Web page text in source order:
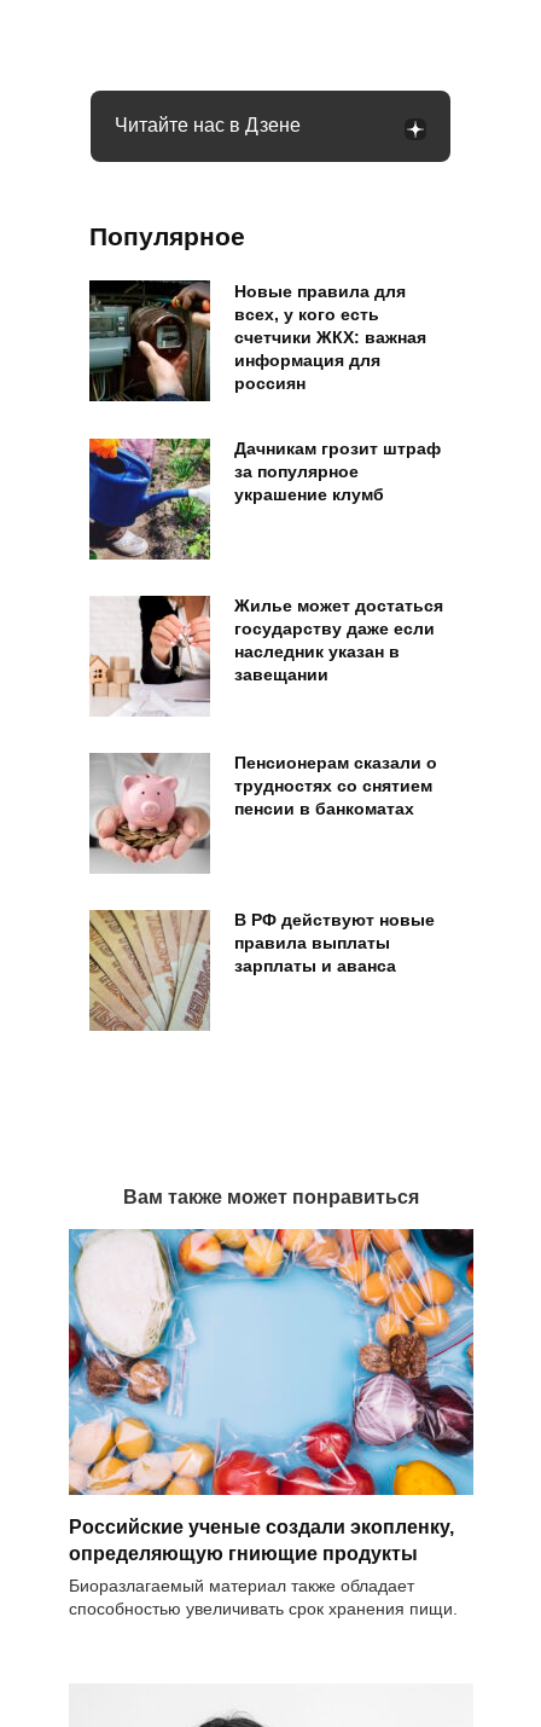
Читайте нас в Дзене
Популярное
Новые правила для
всех, у кого есть
счетчики ЖКХ: важная
информация для
россиян
Дачникам грозит штраф
за популярное
украшение клумб
Жилье может достаться
государству даже если
наследник указан в
завещании
Пенсионерам сказали о
трудностях со снятием
пенсии в банкоматах
В РФ действуют новые
правила выплаты
зарплаты и аванса
Вам также может понравиться
Российские ученые создали экопленку,
определяющую гниющие продукты
Биоразлагаемый материал также обладает
способностью увеличивать срок хранения пищи.